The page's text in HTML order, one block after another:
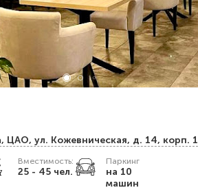
ЦАО, ул. Кожевническая, д. 14, корп. 1
Вместимость:
25 - 45 чел.
Паркинг
на 10
машин